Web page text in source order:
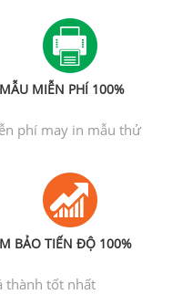
MIỄN PHÍ 100%
phí may in mẫu thử
BẢO TIẾN ĐỘ 100%
thành tốt nhất